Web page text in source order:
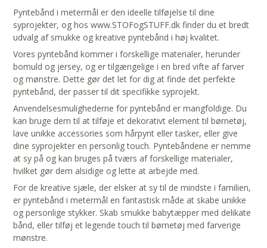
Pyntebånd i metermål er den ideelle tilføjelse til dine
syprojekter, og hos www.STOFogSTUFF.dk finder du et bredt
udvalg af smukke og kreative pyntebånd i høj kvalitet.
Vores pyntebånd kommer i forskellige materialer, herunder
bomuld og jersey, og er tilgængelige i en bred vifte af farver
og mønstre. Dette gør det let for dig at finde det perfekte
pyntebånd, der passer til dit specifikke syprojekt.
Anvendelsesmulighederne for pyntebånd er mangfoldige. Du
kan bruge dem til at tilføje et dekorativt element til børnetøj,
lave unikke accessories som hårpynt eller tasker, eller give
dine syprojekter en personlig touch. Pyntebåndene er nemme
at sy på og kan bruges på tværs af forskellige materialer,
hvilket gør dem alsidige og lette at arbejde med.
For de kreative sjæle, der elsker at sy til de mindste i familien,
er pyntebånd i metermål en fantastisk måde at skabe unikke
og personlige stykker. Skab smukke babytæpper med delikate
bånd, eller tilføj et legende touch til børnetøj med farverige
mønstre.